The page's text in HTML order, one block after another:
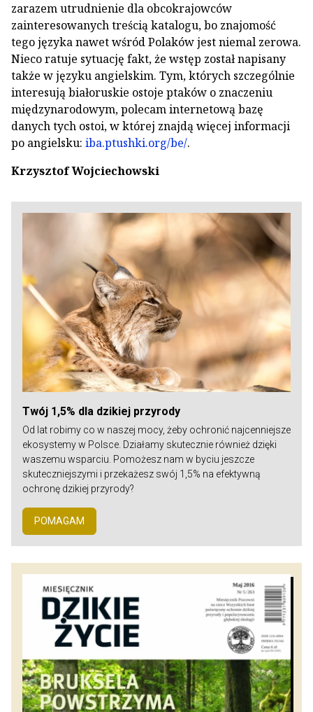
zarazem utrudnienie dla obcokrajowców
zainteresowanych treścią katalogu, bo znajomość
tego języka nawet wśród Polaków jest niemal zerowa.
Nieco ratuje sytuację fakt, że wstęp został napisany
także w języku angielskim. Tym, których szczególnie
interesują białoruskie ostoje ptaków o znaczeniu
międzynarodowym, polecam internetową bazę
danych tych ostoi, w której znajdą więcej informacji
po angielsku: iba.ptushki.org/be/.
Krzysztof Wojciechowski
Twój 1,5% dla dzikiej przyrody
Od lat robimy co w naszej mocy, żeby ochronić najcenniejsze
ekosystemy w Polsce. Działamy skutecznie również dzięki
waszemu wsparciu. Pomożesz nam w byciu jeszcze
skuteczniejszymi i przekażesz swój 1,5% na efektywną
ochronę dzikiej przyrody?
POMAGAM